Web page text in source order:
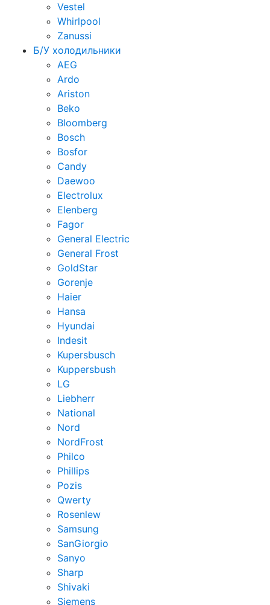
Vestel
Whirlpool
Zanussi
Б/У холодильники
AEG
Ardo
Ariston
Beko
Bloomberg
Bosch
Bosfor
Candy
Daewoo
Electrolux
Elenberg
Fagor
General Electric
General Frost
GoldStar
Gorenje
Haier
Hansa
Hyundai
Indesit
Kupersbusch
Kuppersbush
LG
Liebherr
National
Nord
NordFrost
Philco
Phillips
Pozis
Qwerty
Rosenlew
Samsung
SanGiorgio
Sanyo
Sharp
Shivaki
Siemens